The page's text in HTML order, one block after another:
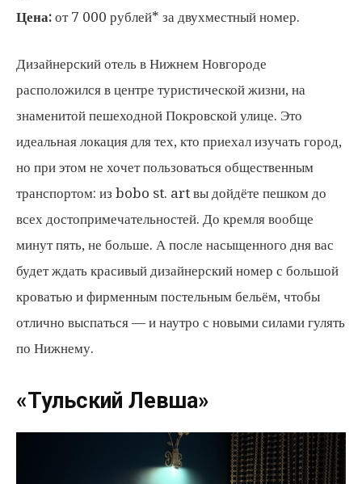
Цена: от 7 000 рублей* за двухместный номер.
Дизайнерский отель в Нижнем Новгороде
расположился в центре туристической жизни, на
знаменитой пешеходной Покровской улице. Это
идеальная локация для тех, кто приехал изучать город,
но при этом не хочет пользоваться общественным
транспортом: из bobo st. art вы дойдёте пешком до
всех достопримечательностей. До кремля вообще
минут пять, не больше. А после насыщенного дня вас
будет ждать красивый дизайнерский номер с большой
кроватью и фирменным постельным бельём, чтобы
отлично выспаться — и наутро с новыми силами гулять
по Нижнему.
«Тульский Левша»